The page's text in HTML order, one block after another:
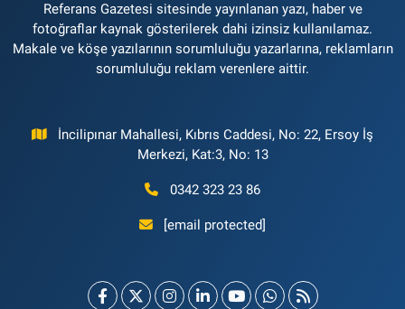
Referans Gazetesi sitesinde yayınlanan yazı, haber ve
fotoğraflar kaynak gösterilerek dahi izinsiz kullanılamaz.
Makale ve köşe yazılarının sorumluluğu yazarlarına, reklamların
sorumluluğu reklam verenlere aittir.
İncilipınar Mahallesi, Kıbrıs Caddesi, No: 22, Ersoy İş
Merkezi, Kat:3, No: 13
0342 323 23 86
[email protected]